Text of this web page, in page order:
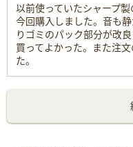
以前使っていたシャープ
今回購入しました。音も
りゴミのパック部分が改
買ってよかった。また注
た。